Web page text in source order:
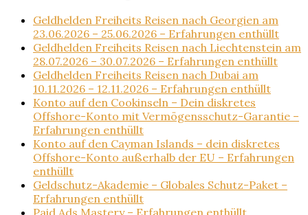
Geldhelden Freiheits Reisen nach Georgien am
23.06.2026 – 25.06.2026 – Erfahrungen enthüllt
Geldhelden Freiheits Reisen nach Liechtenstein am
28.07.2026 – 30.07.2026 – Erfahrungen enthüllt
Geldhelden Freiheits Reisen nach Dubai am
10.11.2026 – 12.11.2026 – Erfahrungen enthüllt
Konto auf den Cookinseln – Dein diskretes
Offshore-Konto mit Vermögensschutz-Garantie –
Erfahrungen enthüllt
Konto auf den Cayman Islands – dein diskretes
Offshore-Konto außerhalb der EU – Erfahrungen
enthüllt
Geldschutz-Akademie – Globales Schutz-Paket –
Erfahrungen enthüllt
Paid Ads Mastery – Erfahrungen enthüllt